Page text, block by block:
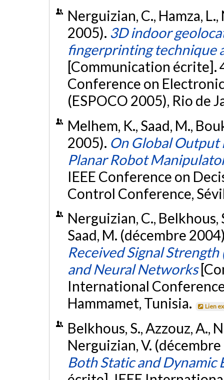
Nerguizian, C., Hamza,
2005). 3D indoor
fingerprinting technique
[Communication écrite].
Conference on
(ESPOCO 2005), Rio de
Melhem, K., Saad, M.,
2005). On Global Output
Planar Robot
IEEE Conference on
Control Conference,
Nerguizian, C., Belkhous,
Saad, M. (décembre
Received Signal
and Neural Networks
International
Hammamet, Tunisia.
Lien
Belkhous, S., Azzouz, A.,
Nerguizian, V.
Both Static and Dynamic